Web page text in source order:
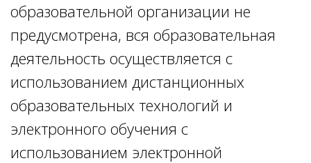
образовательной организации не
предусмотрена, вся образовательная
деятельность осуществляется с
использованием дистанционных
образовательных технологий и
электронного обучения с
использованием электронной